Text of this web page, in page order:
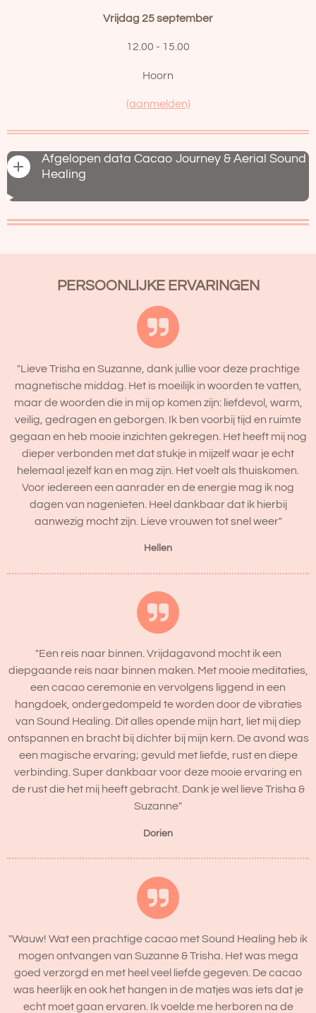
Vrijdag 25 september
12.00 - 15.00
Hoorn
(aanmelden)
Afgelopen data Cacao Journey & Aerial Sound
Healing
PERSOONLIJKE ERVARINGEN
"Lieve Trisha en Suzanne, dank jullie voor deze prachtige
magnetische middag. Het is moeilijk in woorden te vatten,
maar de woorden die in mij op komen zijn: liefdevol, warm,
veilig, gedragen en geborgen. Ik ben voorbij tijd en ruimte
gegaan en heb mooie inzichten gekregen. Het heeft mij nog
dieper verbonden met dat stukje in mijzelf waar je echt
helemaal jezelf kan en mag zijn. Het voelt als thuiskomen.
Voor iedereen een aanrader en de energie mag ik nog
dagen van nagenieten. Heel dankbaar dat ik hierbij
aanwezig mocht zijn. Lieve vrouwen tot snel weer"
Hellen
"Een reis naar binnen. Vrijdagavond mocht ik een
diepgaande reis naar binnen maken. Met mooie meditaties,
een cacao ceremonie en vervolgens liggend in een
hangdoek, ondergedompeld te worden door de vibraties
van Sound Healing. Dit alles opende mijn hart, liet mij diep
ontspannen en bracht bij dichter bij mijn kern. De avond was
een magische ervaring; gevuld met liefde, rust en diepe
verbinding. Super dankbaar voor deze mooie ervaring en
de rust die het mij heeft gebracht. Dank je wel lieve Trisha &
Suzanne"
Dorien
"Wauw! Wat een prachtige cacao met Sound Healing heb ik
mogen ontvangen van Suzanne & Trisha. Het was mega
goed verzorgd en met heel veel liefde gegeven. De cacao
was heerlijk en ook het hangen in de matjes was iets dat je
echt moet gaan ervaren. Ik voelde me herboren na de